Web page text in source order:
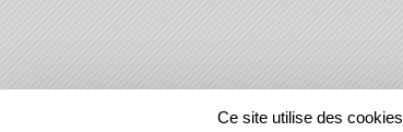
REGIONS
Ce site utilise des